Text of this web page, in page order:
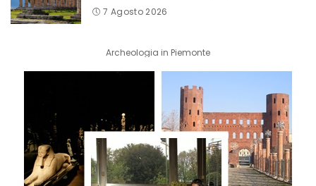
7 Agosto 2026
Archeologia in Piemonte